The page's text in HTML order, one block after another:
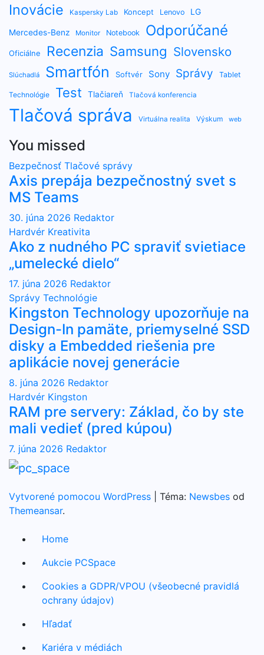
Inovácie Kaspersky Lab Koncept Lenovo LG
Mercedes-Benz Monitor Notebook Odporúčané
Oficiálne Recenzia Samsung Slovensko
Slúchadlá Smartfón Softvér Sony Správy Tablet
Technológie Test Tlačiareň Tlačová konferencia
Tlačová správa Virtuálna realita Výskum web
You missed
Bezpečnosť Tlačové správy
Axis prepája bezpečnostný svet s
MS Teams
30. júna 2026 Redaktor
Hardvér Kreativita
Ako z nudného PC spraviť svietiace
„umelecké dielo“
17. júna 2026 Redaktor
Správy Technológie
Kingston Technology upozorňuje na
Design-In pamäte, priemyselné SSD
disky a Embedded riešenia pre
aplikácie novej generácie
8. júna 2026 Redaktor
Hardvér Kingston
RAM pre servery: Základ, čo by ste
mali vedieť (pred kúpou)
7. júna 2026 Redaktor
Vytvorené pomocou WordPress Téma: Newsbes od
Themeansar.
Home
Aukcie PCSpace
Cookies a GDPR/VPOU (všeobecné pravidlá
ochrany údajov)
Hľadať
Kariéra v médiách